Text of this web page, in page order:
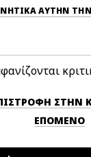
ΕΠΙΣΗΜΆΝΕΤΕ
ΣΤΗΝ
ΕΠΌΜΕΝΟ